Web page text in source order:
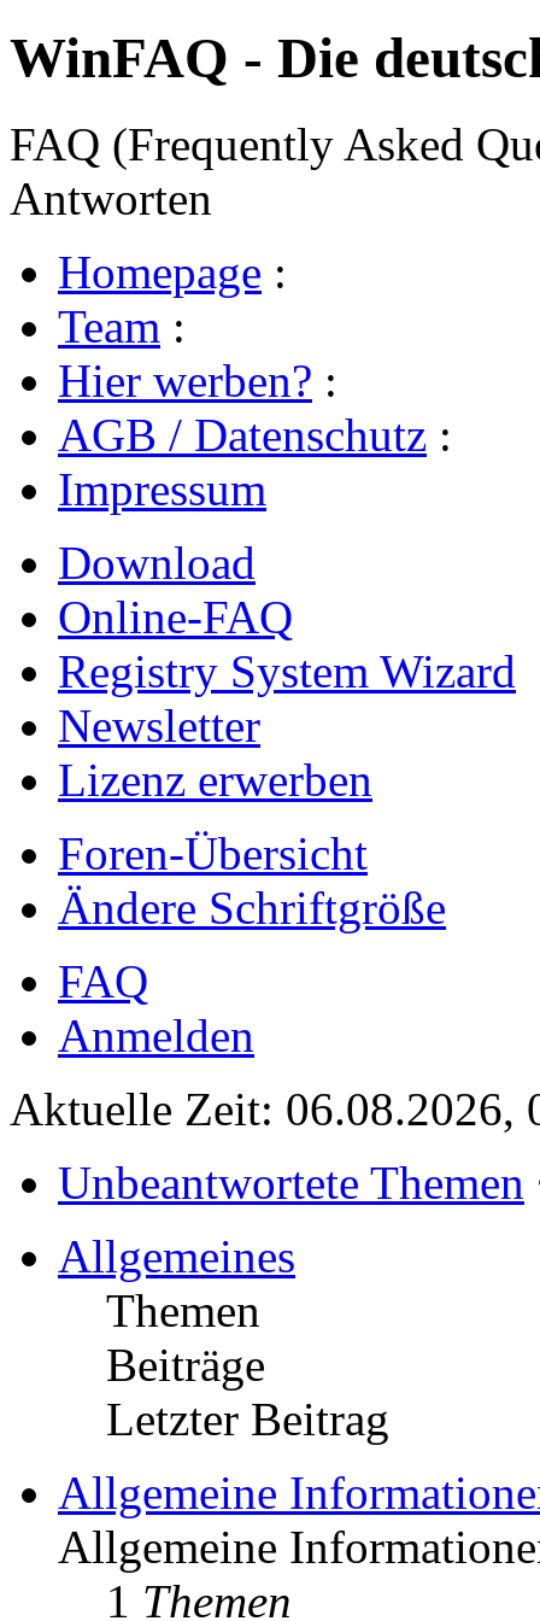
WinFAQ - Die
FAQ (Frequently Asked
Antworten
Homepage :
Team :
Hier werben? :
AGB / Datenschutz :
Impressum
Download
Online-FAQ
Registry System Wizard
Newsletter
Lizenz erwerben
Foren-Übersicht
Ändere Schriftgröße
FAQ
Anmelden
Aktuelle Zeit: 06.08.2026,
Unbeantwortete Themen
Allgemeines
Themen
Beiträge
Letzter Beitrag
Allgemeine
Allgemeine
1 Themen